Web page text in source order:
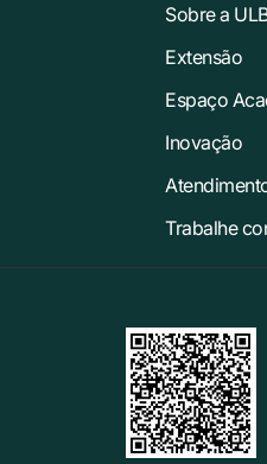
Sobre a
Extensão
Espaço
Inovação
Trabalhe